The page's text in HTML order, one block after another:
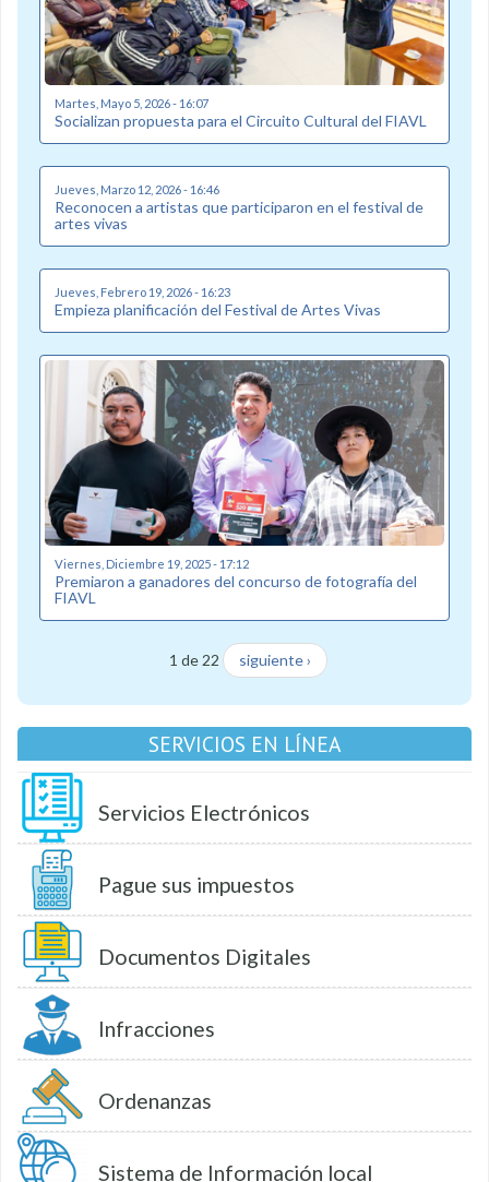
Martes, Mayo 5, 2026 - 16:07
Socializan propuesta para el Circuito Cultural del FIAVL
Jueves, Marzo 12, 2026 - 16:46
Reconocen a artistas que participaron en el festival de
artes vivas
Jueves, Febrero 19, 2026 - 16:23
Empieza planificación del Festival de Artes Vivas
Viernes, Diciembre 19, 2025 - 17:12
Premiaron a ganadores del concurso de fotografía del
FIAVL
1 de 22 siguiente ›
SERVICIOS EN LÍNEA
Servicios Electrónicos
Pague sus impuestos
Documentos Digitales
Infracciones
Ordenanzas
Sistema de Información local